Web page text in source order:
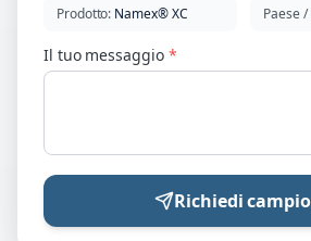
Prodotto: Namex® XC Paese
Il tuo messaggio *
Richiedi